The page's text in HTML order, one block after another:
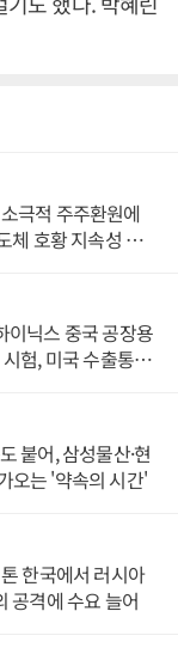
극적 주주환원에
체 호황 지속성 의
이닉스 중국 공장용
험, 미국 수출통제
붙어, 삼성물산·현
오는 '약속의 시간'
한국에서 러시아
공격에 수요 늘어